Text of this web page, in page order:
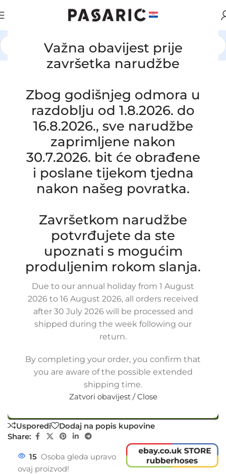
Važna obavijest prije
završetka narudžbe
Zbog godišnjeg odmora u
razdoblju od 1.8.2026. do
16.8.2026., sve narudžbe
zaprimljene nakon
30.7.2026. bit će obrađene
i poslane tijekom tjedna
nakon našeg povratka.
Završetkom narudžbe
potvrđujete da ste
upoznati s mogućim
produljenim rokom slanja.
Due to our annual holiday from 1 August
2026 to 16 August 2026, all orders received
after 30 July 2026 will be processed and
shipped during the week following our
return.
By completing your order, you confirm that
you are aware of the possible extended
shipping time.
Zatvori obavijest / Close
AUTOMOBILI / FIAT
Zamjensko crijevo intercoolera i
turbine, FIAT DUCATO 2.2 D
MULTIJET, 1606660280, 1609011780,
1366747080, 1371842080
7-1-21-F
Stanje:Novo | Garancija: 5 god jamstva
Dostupno uz narudžbu (isti ili sljedeći radni dan)
Dodaj u košaricu
Usporedi
Dodaj na popis kupovine
Share:
15 Osoba gleda upravo
ovaj proizvod!